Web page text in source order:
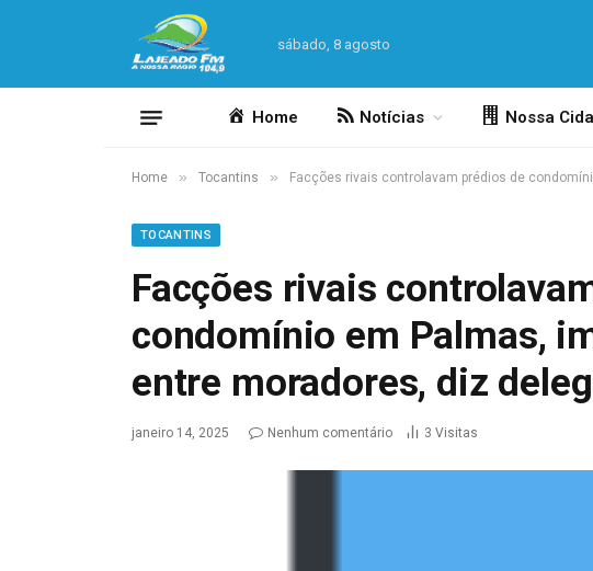
sábado, 8 agosto
Home Notícias Nossa
Home » Tocantins » Facções rivais controlavam prédios de
TOCANTINS
Facções rivais
condomínio em Palmas,
entre moradores, diz
janeiro 14, 2025 Nenhum comentário 3 Visitas